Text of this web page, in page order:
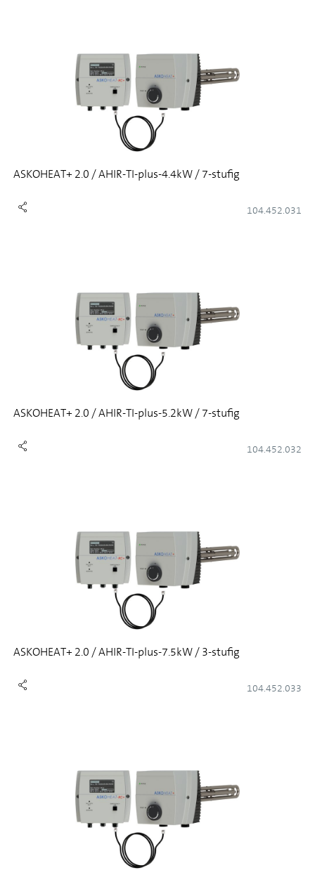
ASKOHEAT+ 2.0 / AHIR-TI-plus-4.4kW / 7-stufig
104.452.031
ASKOHEAT+ 2.0 / AHIR-TI-plus-5.2kW / 7-stufig
104.452.032
ASKOHEAT+ 2.0 / AHIR-TI-plus-7.5kW / 3-stufig
104.452.033